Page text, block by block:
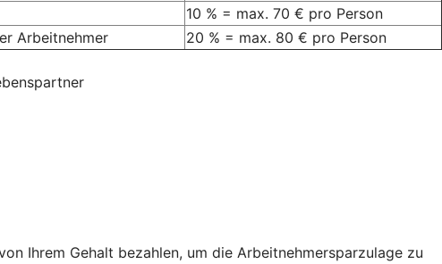
10 % = max. 70 € pro Person
Arbeitnehmer 20 % = max. 80 € pro Person
Ihrem Gehalt bezahlen, um die Arbeitnehmersparzulage zu